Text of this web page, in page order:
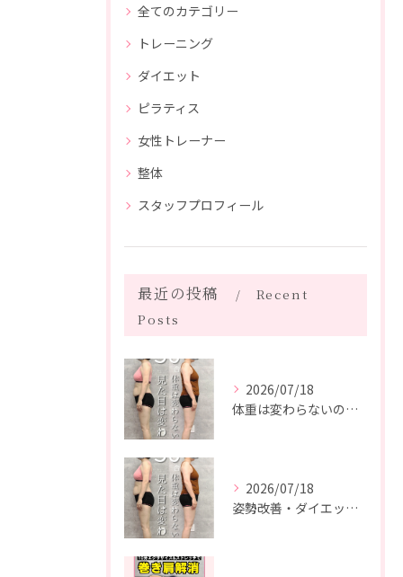
全てのカテゴリー
トレーニング
ダイエット
ピラティス
女性トレーナー
整体
スタッフプロフィール
最近の投稿
Recent
Posts
2026/07/18
体重は変わらないのに、見た目は変わった。
2026/07/18
姿勢改善・ダイエット・ピラティス【５０代・M様】